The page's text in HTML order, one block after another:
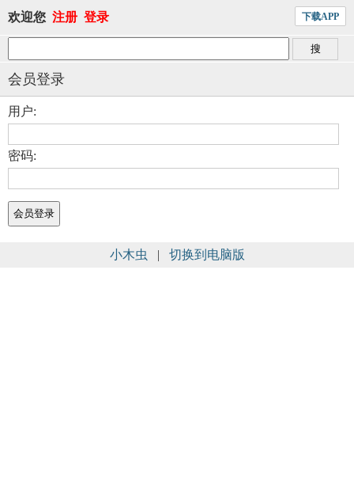
欢迎您 注册 登录 下载APP
会员登录
用户:
密码:
小木虫 | 切换到电脑版